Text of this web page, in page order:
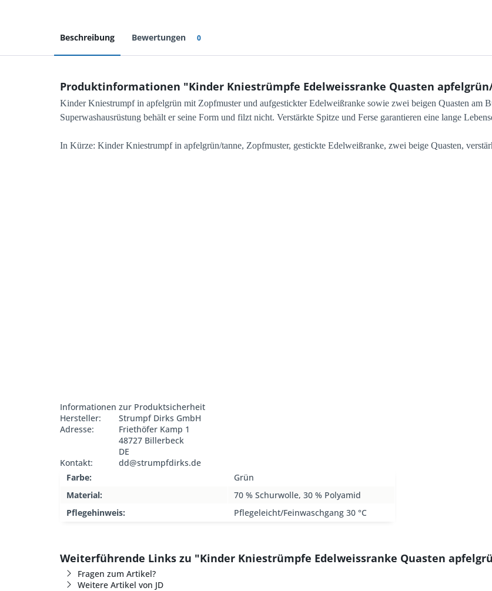
Beschreibung Bewertungen 0
Produktinformationen "Kinder Kniestrümpfe Edelweissranke Quasten
Kinder Kniestrumpf in apfelgrün mit Zopfmuster und aufgestickter Edelweißranke sowie zwei beigen Quasten am
Superwashausrüstung behält er seine Form und filzt nicht. Verstärkte Spitze und Ferse garantieren eine lange
In Kürze: Kinder Kniestrumpf in apfelgrün/tanne, Zopfmuster, gestickte Edelweißranke, zwei beige Quasten,
Informationen zur Produktsicherheit
Hersteller:
Strumpf Dirks GmbH
Adresse:
Friethöfer Kamp 1
48727 Billerbeck
DE
Kontakt:
dd@strumpfdirks.de
Farbe:
Grün
Material:
70 % Schurwolle, 30 % Polyamid
Pflegehinweis:
Pflegeleicht/Feinwaschgang 30 °C
Weiterführende Links zu "Kinder Kniestrümpfe Edelweissranke Quasten
Fragen zum Artikel?
Weitere Artikel von JD